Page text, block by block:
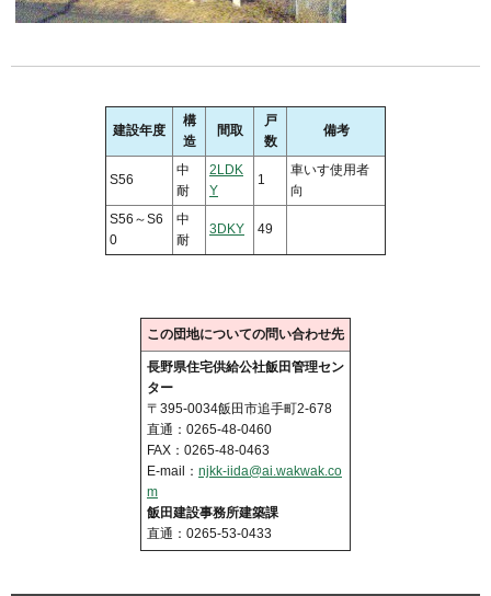
建設年度
構
造
間取
戸
数
備考
S56
中
耐
2LDK
Y
1
車いす使用者
向
S56～S6
0
中
耐
3DKY 49
この団地についての問い合わせ先
長野県住宅供給公社飯田管理セン
ター
〒395-0034飯田市追手町2-678
直通：0265-48-0460
FAX：0265-48-0463
E-mail： njkk-iida@ai.wakwak.co
m
飯田建設事務所建築課
直通：0265-53-0433